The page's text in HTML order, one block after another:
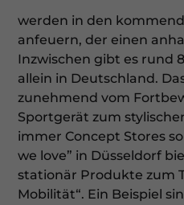
werden in den
anfeuern, der einen
Inzwischen gibt es rund
allein in Deutschland.
zunehmend vom
Sportgerät zum
immer Concept Stores
we love” in Düsseldorf
stationär Produkte zum
Mobilität“. Ein Beispiel